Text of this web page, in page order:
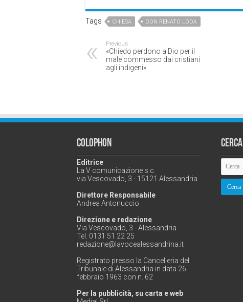
Tags CHIESA DON RENATO LODA
Previous
«Chiedo perdono a Dio per il
male commesso dai cristiani
agli indigeni»
Colophon
Editrice
La V comunicazione s.c.
via Vescovado, 3 - 15121 Alessandria
Direttore Responsabile
Andrea Antonuccio
Direzione e redazione
Via Vescovado, 3 - Alessandria
Tel. 0131 51 22 25
redazione@lavocealessandrina.it
Registrato presso la Cancelleria del
Tribunale di Alessandria in data 26
febbraio 1963 con n. 62
Per la pubblicità, su carta e web
Cerca